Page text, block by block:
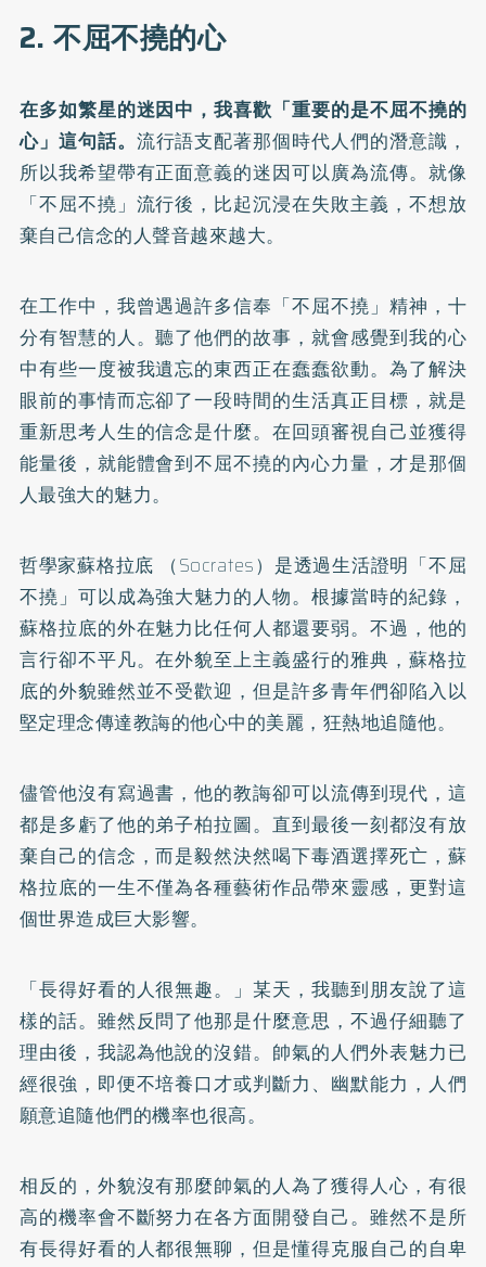
2. 不屈不撓的心
在多如繁星的迷因中，我喜歡「重要的是不屈不撓的
心」這句話。 流行語支配著那個時代人們的潛意識，
所以我希望帶有正面意義的迷因可以廣為流傳。就像
「不屈不撓」流行後，比起沉浸在失敗主義，不想放
棄自己信念的人聲音越來越大。
在工作中，我曾遇過許多信奉「不屈不撓」精神，十
分有智慧的人。聽了他們的故事，就會感覺到我的心
中有些一度被我遺忘的東西正在蠢蠢欲動。為了解決
眼前的事情而忘卻了一段時間的生活真正目標，就是
重新思考人生的信念是什麼。在回頭審視自己並獲得
能量後，就能體會到不屈不撓的內心力量，才是那個
人最強大的魅力。
哲學家蘇格拉底 （Socrates）是透過生活證明「不屈
不撓」可以成為強大魅力的人物。根據當時的紀錄，
蘇格拉底的外在魅力比任何人都還要弱。不過，他的
言行卻不平凡。在外貌至上主義盛行的雅典，蘇格拉
底的外貌雖然並不受歡迎，但是許多青年們卻陷入以
堅定理念傳達教誨的他心中的美麗，狂熱地追隨他。
儘管他沒有寫過書，他的教誨卻可以流傳到現代，這
都是多虧了他的弟子柏拉圖。直到最後一刻都沒有放
棄自己的信念，而是毅然決然喝下毒酒選擇死亡，蘇
格拉底的一生不僅為各種藝術作品帶來靈感，更對這
個世界造成巨大影響。
「長得好看的人很無趣。」某天，我聽到朋友說了這
樣的話。雖然反問了他那是什麼意思，不過仔細聽了
理由後，我認為他說的沒錯。帥氣的人們外表魅力已
經很強，即便不培養口才或判斷力、幽默能力，人們
願意追隨他們的機率也很高。
相反的，外貌沒有那麼帥氣的人為了獲得人心，有很
高的機率會不斷努力在各方面開發自己。雖然不是所
有長得好看的人都很無聊，但是懂得克服自己的自卑